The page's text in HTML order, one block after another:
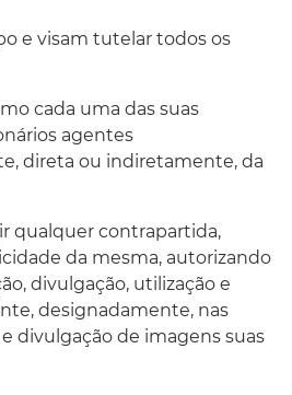
e visam tutelar todos os
cada uma das suas
agentes
direta ou indiretamente, da
qualquer contrapartida,
da mesma, autorizando
divulgação, utilização e
designadamente, nas
divulgação de imagens suas